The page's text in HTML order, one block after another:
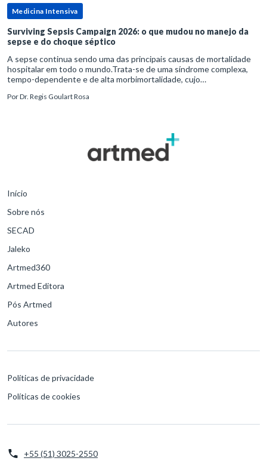
Medicina Intensiva
Surviving Sepsis Campaign 2026: o que mudou no manejo da
sepse e do choque séptico
A sepse continua sendo uma das principais causas de mortalidade
hospitalar em todo o mundo.Trata-se de uma síndrome complexa,
tempo-dependente e de alta morbimortalidade, cujo
para o desfe
PorDr. Regis Goulart Rosa
Início
Sobre nós
SECAD
Jaleko
Artmed360
Artmed Editora
Pós Artmed
Autores
Políticas de privacidade
Políticas de cookies
+55 (51) 3025-2550